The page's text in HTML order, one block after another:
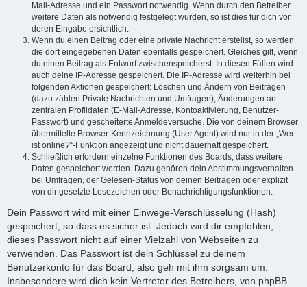
Mail-Adresse und ein Passwort notwendig. Wenn durch den Betreiber
weitere Daten als notwendig festgelegt wurden, so ist dies für dich vor
deren Eingabe ersichtlich.
Wenn du einen Beitrag oder eine private Nachricht erstellst, so werden
die dort eingegebenen Daten ebenfalls gespeichert. Gleiches gilt, wenn
du einen Beitrag als Entwurf zwischenspeicherst. In diesen Fällen wird
auch deine IP-Adresse gespeichert. Die IP-Adresse wird weiterhin bei
folgenden Aktionen gespeichert: Löschen und Ändern von Beiträgen
(dazu zählen Private Nachrichten und Umfragen), Änderungen an
zentralen Profildaten (E-Mail-Adresse, Kontoaktivierung, Benutzer-
Passwort) und gescheiterte Anmeldeversuche. Die von deinem Browser
übermittelte Browser-Kennzeichnung (User Agent) wird nur in der „Wer
ist online?“-Funktion angezeigt und nicht dauerhaft gespeichert.
Schließlich erfordern einzelne Funktionen des Boards, dass weitere
Daten gespeichert werden. Dazu gehören dein Abstimmungsverhalten
bei Umfragen, der Gelesen-Status von deinen Beiträgen oder explizit
von dir gesetzte Lesezeichen oder Benachrichtigungsfunktionen.
Dein Passwort wird mit einer Einwege-Verschlüsselung (Hash)
gespeichert, so dass es sicher ist. Jedoch wird dir empfohlen,
dieses Passwort nicht auf einer Vielzahl von Webseiten zu
verwenden. Das Passwort ist dein Schlüssel zu deinem
Benutzerkonto für das Board, also geh mit ihm sorgsam um.
Insbesondere wird dich kein Vertreter des Betreibers, von phpBB